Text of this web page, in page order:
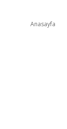
Anasayfa